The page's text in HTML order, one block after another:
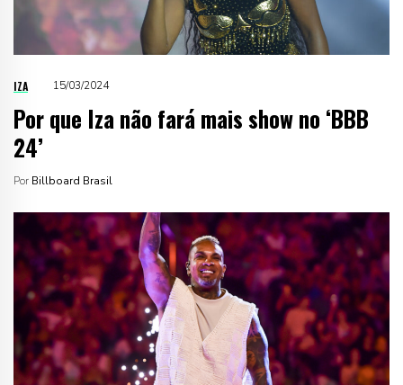
IZA 15/03/2024
Por que Iza não fará mais show no ‘BBB
24’
Por Billboard Brasil